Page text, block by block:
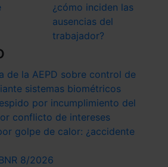
¿cómo inciden las
ausencias del
trabajador?
de la AEPD sobre control de
sistemas biométricos
por incumplimiento del
conflicto de intereses
golpe de calor: ¿accidente
8/2026